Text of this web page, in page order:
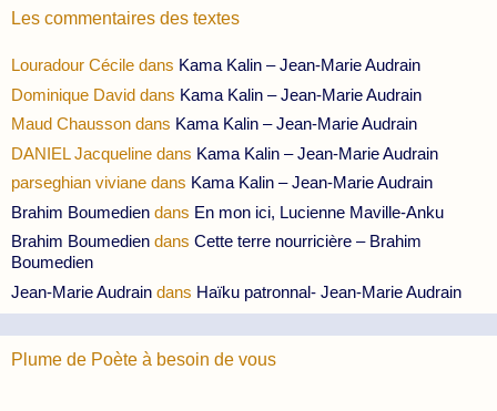
Les commentaires des textes
Louradour Cécile dans Kama Kalin – Jean-Marie Audrain
Dominique David dans Kama Kalin – Jean-Marie Audrain
Maud Chausson dans Kama Kalin – Jean-Marie Audrain
DANIEL Jacqueline dans Kama Kalin – Jean-Marie Audrain
parseghian viviane dans Kama Kalin – Jean-Marie Audrain
Brahim Boumedien dans En mon ici, Lucienne Maville-Anku
Brahim Boumedien dans Cette terre nourricière – Brahim
Boumedien
Jean-Marie Audrain dans Haïku patronnal- Jean-Marie Audrain
Plume de Poète à besoin de vous